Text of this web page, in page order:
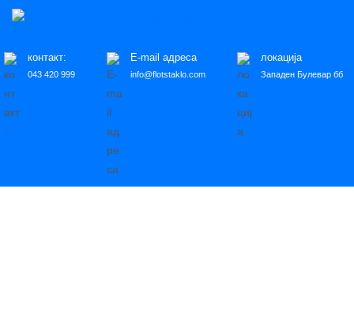
контакт:
043 420 999
E-mail адреса
info@flotstaklo.com
локација
Западен Булевар бб